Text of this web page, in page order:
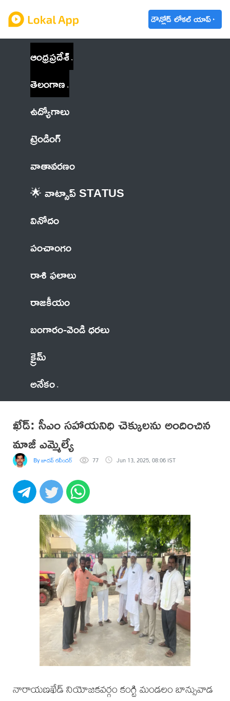
డౌన్లోడ్ లోకల్ యాప్
ఆంధ్రప్రదేశ్
తెలంగాణ
ఉద్యోగాలు
ట్రెండింగ్
వాతావరణం
🌟 వాట్సాప్ STATUS
వినోదం
పంచాంగం
రాశి ఫలాలు
రాజకీయం
బంగారం-వెండి ధరలు
క్రైమ్
అనేకం
ఖేడ్: సీఎం సహాయనిధి చెక్కులను అందించిన
మాజీ ఎమ్మెల్యే
By జాదవ్ రవీందర్ 77 Jun 13, 2025, 08:06 IST
నారాయణఖేడ్ నియోజకవర్గం కంగ్టి మండలం బాన్సువాడ